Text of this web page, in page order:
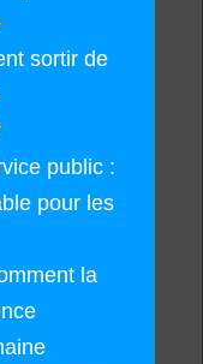
sortir de
public :
pour les
la